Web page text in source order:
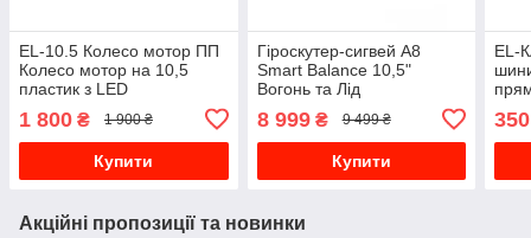
EL-10.5 Колесо мотор ПП
Колесо мотор на 10,5
пластик з LED
1 800 ₴ 1 900 ₴
Купити
Гіроскутер-сигвей А8
Smart Balance 10,5"
Вогонь та Лід
8 999₴ 9 499 ₴
Купити
EL-
350
Акційні пропозиції та новинки